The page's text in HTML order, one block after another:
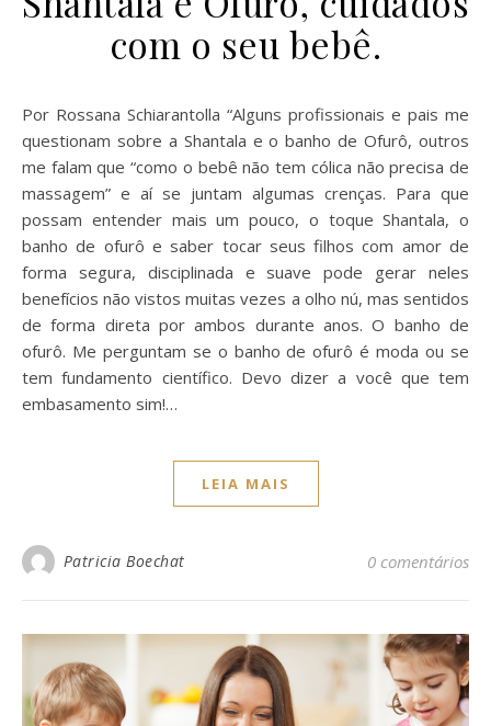
com o seu bebê.
Por Rossana Schiarantolla “Alguns profissionais e pais me
questionam sobre a Shantala e o banho de Ofurô, outros
me falam que “como o bebê não tem cólica não precisa de
massagem” e aí se juntam algumas crenças. Para que
possam entender mais um pouco, o toque Shantala, o
banho de ofurô e saber tocar seus filhos com amor de
forma segura, disciplinada e suave pode gerar neles
benefícios não vistos muitas vezes a olho nú, mas sentidos
de forma direta por ambos durante anos. O banho de
ofurô. Me perguntam se o banho de ofurô é moda ou se
tem fundamento científico. Devo dizer a você que tem
embasamento sim!…
LEIA MAIS
Patricia Boechat 0 comentários